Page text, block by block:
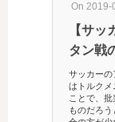
On 2019-
【サ
タン戦
サッカーの
はトルクメ
ことで、
ものだろ